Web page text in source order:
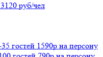
руб/чел
гостей 1590р на персону